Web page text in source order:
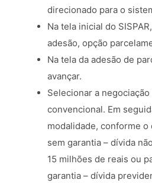
direcionado para o
Na tela inicial do
adesão, opção
Na tela da adesão de
avançar.
Selecionar a
convencional. Em
modalidade, conforme o
sem garantia – dívida
15 milhões de reais ou
garantia – dívida